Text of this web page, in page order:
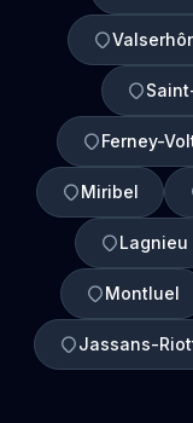
Ferney-
Miribel
Lagnieu
Montluel
Jassans-